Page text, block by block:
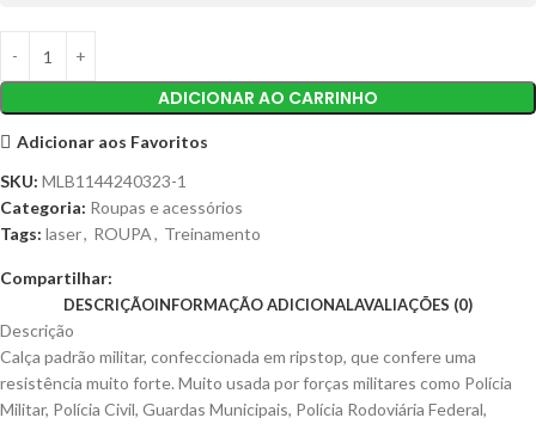
ADICIONAR AO CARRINHO
Adicionar aos Favoritos
SKU: MLB1144240323-1
Categoria: Roupas e acessórios
Tags: laser, ROUPA, Treinamento
Compartilhar:
DESCRIÇÃOINFORMAÇÃO ADICIONALAVALIAÇÕES (0)
Descrição
Calça padrão militar, confeccionada em ripstop, que confere uma
resistência muito forte. Muito usada por forças militares como Polícia
Militar, Polícia Civil, Guardas Municipais, Polícia Rodoviária Federal,